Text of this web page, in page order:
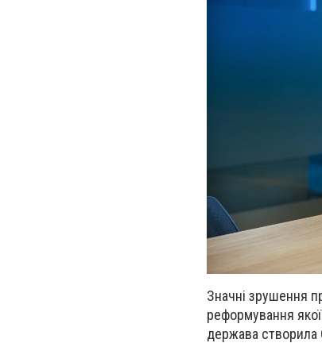
Значні зрушення
реформування якої
держава